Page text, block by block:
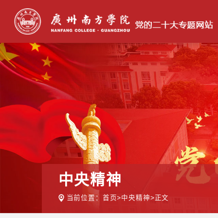
中央精神
当前位置： 首页>中央精神>正文